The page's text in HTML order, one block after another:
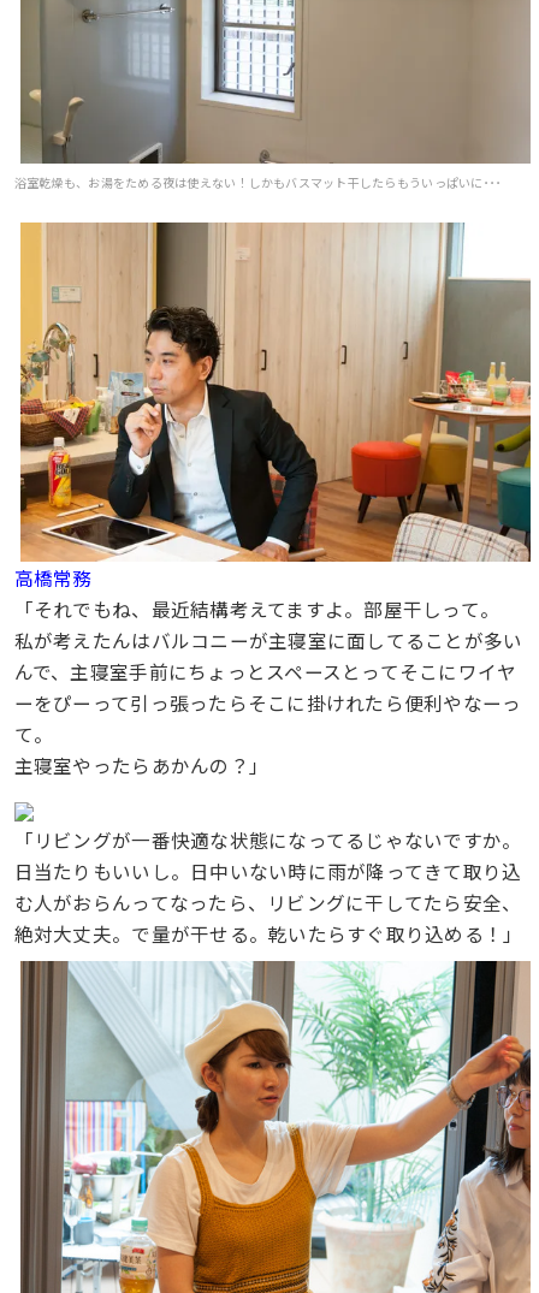
浴室乾燥も、お湯をためる夜は使えない！しかもバスマット干したらもういっぱいに･･･
高橋常務
「それでもね、最近結構考えてますよ。部屋干しって。
私が考えたんはバルコニーが主寝室に面してることが多い
んで、主寝室手前にちょっとスペースとってそこにワイヤ
ーをぴーって引っ張ったらそこに掛けれたら便利やなーっ
て。
主寝室やったらあかんの？」
「リビングが一番快適な状態になってるじゃないですか。
日当たりもいいし。日中いない時に雨が降ってきて取り込
む人がおらんってなったら、リビングに干してたら安全、
絶対大丈夫。で量が干せる。乾いたらすぐ取り込める！」